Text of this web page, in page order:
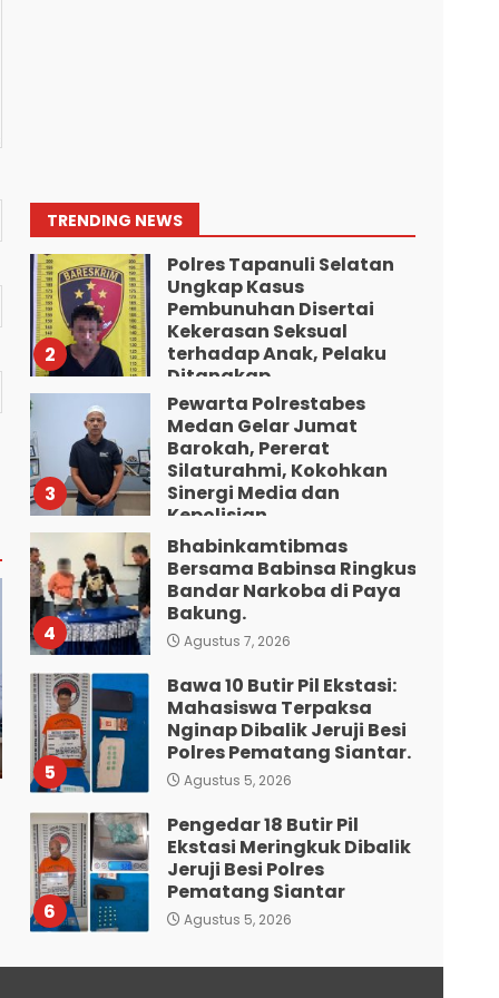
TRENDING NEWS
1
Edarkan Ribuan Dosis
Narkoba”.
Agustus 7, 2026
2
Polres Tapanuli Selatan
Ungkap Kasus
Pembunuhan Disertai
Kekerasan Seksual
terhadap Anak, Pelaku
Ditangkap
Agustus 7, 2026
3
Pewarta Polrestabes
Medan Gelar Jumat
Barokah, Pererat
Silaturahmi, Kokohkan
Sinergi Media dan
Kepolisian
Agustus 7, 2026
4
Bhabinkamtibmas
Bersama Babinsa Ringkus
Bandar Narkoba di Paya
Bakung.
Agustus 7, 2026
5
Bawa 10 Butir Pil Ekstasi:
Mahasiswa Terpaksa
Nginap Dibalik Jeruji Besi
Polres Pematang Siantar.
Agustus 5, 2026
6
Pengedar 18 Butir Pil
Ekstasi Meringkuk Dibalik
Jeruji Besi Polres
Pematang Siantar
Agustus 5, 2026
Diduga Mencuri HP: Tiga